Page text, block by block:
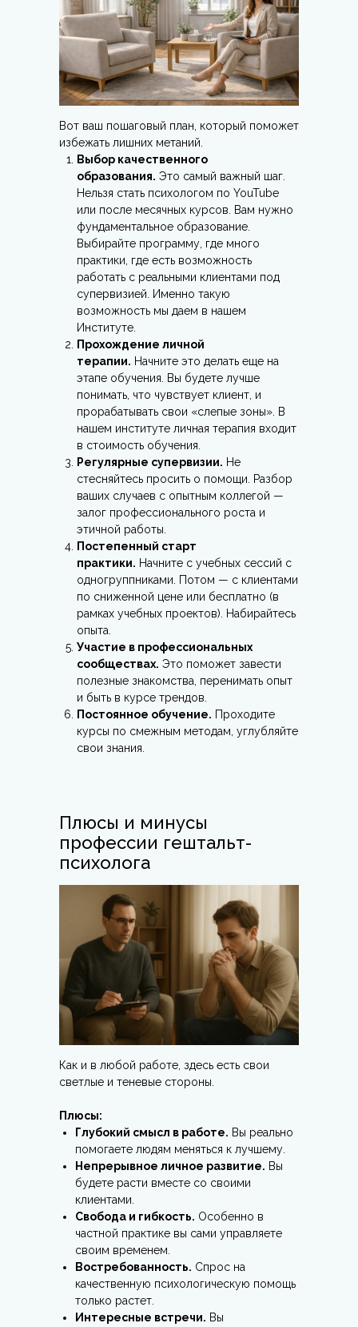
Вот ваш пошаговый план, который поможет
избежать лишних метаний.
Выбор качественного
образования. Это самый важный шаг.
Нельзя стать психологом по YouTube
или после месячных курсов. Вам нужно
фундаментальное образование.
Выбирайте программу, где много
практики, где есть возможность
работать с реальными клиентами под
супервизией. Именно такую
возможность мы даем в нашем
Институте.
Прохождение личной
терапии. Начните это делать еще на
этапе обучения. Вы будете лучше
понимать, что чувствует клиент, и
прорабатывать свои «слепые зоны». В
нашем институте личная терапия входит
в стоимость обучения.
Регулярные супервизии. Не
стесняйтесь просить о помощи. Разбор
ваших случаев с опытным коллегой —
залог профессионального роста и
этичной работы.
Постепенный старт
практики. Начните с учебных сессий с
одногруппниками. Потом — с клиентами
по сниженной цене или бесплатно (в
рамках учебных проектов). Набирайтесь
опыта.
Участие в профессиональных
сообществах. Это поможет завести
полезные знакомства, перенимать опыт
и быть в курсе трендов.
Постоянное обучение. Проходите
курсы по смежным методам, углубляйте
свои знания.
Плюсы и минусы
профессии гештальт-
психолога
Как и в любой работе, здесь есть свои
светлые и теневые стороны.
Плюсы:
Глубокий смысл в работе. Вы реально
помогаете людям меняться к лучшему.
Непрерывное личное развитие. Вы
будете расти вместе со своими
клиентами.
Свобода и гибкость. Особенно в
частной практике вы сами управляете
своим временем.
Востребованность. Спрос на
качественную психологическую помощь
только растет.
Интересные встречи. Вы